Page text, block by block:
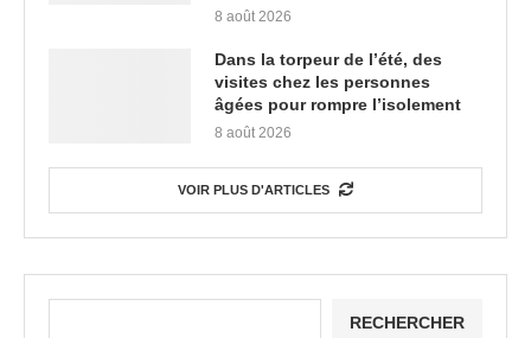
8 août 2026
Dans la torpeur de l’été, des
visites chez les personnes
âgées pour rompre l’isolement
8 août 2026
VOIR PLUS D'ARTICLES
RECHERCHER